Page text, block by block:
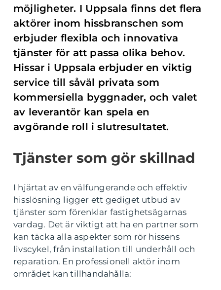
möjligheter. I Uppsala finns det flera
aktörer inom hissbranschen som
erbjuder flexibla och innovativa
tjänster för att passa olika behov.
Hissar i Uppsala erbjuder en viktig
service till såväl privata som
kommersiella byggnader, och valet
av leverantör kan spela en
avgörande roll i slutresultatet.
Tjänster som gör skillnad
I hjärtat av en välfungerande och effektiv
hisslösning ligger ett gediget utbud av
tjänster som förenklar fastighetsägarnas
vardag. Det är viktigt att ha en partner som
kan täcka alla aspekter som rör hissens
livscykel, från installation till underhåll och
reparation. En professionell aktör inom
området kan tillhandahålla: